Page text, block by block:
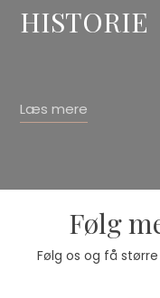
HISTORIE
Læs mere
Følg
Følg os og få